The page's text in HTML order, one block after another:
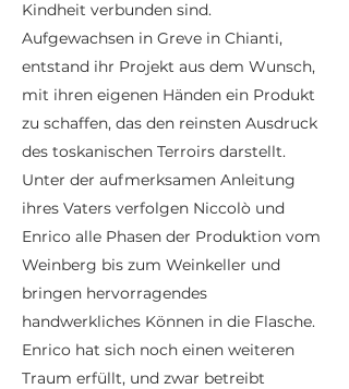
Kindheit verbunden sind.
Aufgewachsen in Greve in Chianti,
entstand ihr Projekt aus dem Wunsch,
mit ihren eigenen Händen ein Produkt
zu schaffen, das den reinsten Ausdruck
des toskanischen Terroirs darstellt.
Unter der aufmerksamen Anleitung
ihres Vaters verfolgen Niccolò und
Enrico alle Phasen der Produktion vom
Weinberg bis zum Weinkeller und
bringen hervorragendes
handwerkliches Können in die Flasche.
Enrico hat sich noch einen weiteren
Traum erfüllt, und zwar betreibt